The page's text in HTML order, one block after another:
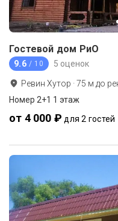
Гостевой дом РиО
9.6 / 10 5 оценок
Ревин Хутор ·75 м до
Номер 2+1 1 этаж
от 4 000 ₽ для 2 гостей